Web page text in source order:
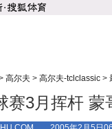
高尔夫 > 高尔夫-tclclassic >
赛3月挥杆 蒙